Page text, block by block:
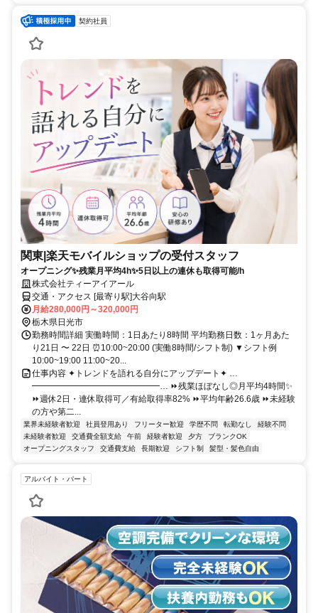
契約社員
関東|楽天モバイルショップの受付スタッフ
オープニング✨残業月平均4h✨5日以上の連休も取得可能/h
株式会社ティーアイアール
交通・アクセス [最寄り駅]大谷向駅
月給280,000円～320,000円
栃木県日光市
勤務時間詳細 実働時間：1日あたり8時間 平均勤務日数：1ヶ月あた
り21日 〜 22日 ⏰10:00~20:00 (実働8時間/シフト制) ▼シフト例
10:00~19:00 11:00~20...
仕事内容 ✦トレンドを語れる自分にアップデート✦ …
━━━━━━━━━━━━━━━… ⏩残業ほぼなし◎月平均4時間✨
⏩週休2日・連休取得可／有給取得率82% ⏩平均年齢26.6歳 ⏩未経験
の方や第二...
業界未経験者歓迎 社員登用あり フリーター歓迎 学歴不問 転勤なし
経験不問
未経験者歓迎
交通費全額支給 午前 経験者歓迎 夕方
ブランクOK
オープニングスタッフ
交通費支給 長期歓迎 シフト制 髪型・髪色自由
アルバイト・パート